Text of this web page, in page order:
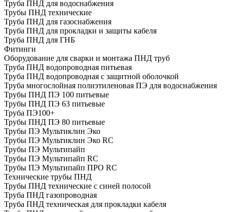
Труба ПНД для водоснабжения
Трубы ПНД технические
Труба ПНД для газоснабжения
Труба ПНД для прокладки и защиты кабеля
Труба ПНД для ГНБ
Фитинги
Оборудование для сварки и монтажа ПНД труб
Труба ПНД водопроводная питьевая
Труба ПНД водопроводная с защитной оболочкой
Труба многослойная полиэтиленовая ПЭ для водоснабжения
Трубы ПНД ПЭ 100 питьевые
Трубы ПНД ПЭ 63 питьевые
Труба ПЭ100+
Трубы ПНД ПЭ 80 питьевые
Трубы ПЭ Мультиклин Эко
Трубы ПЭ Мультиклин Эко RC
Трубы ПЭ Мультипайп
Трубы ПЭ Мультипайп RC
Трубы ПЭ Мультипайп ПРО RC
Технические трубы ПНД
Трубы ПНД технические с синей полосой
Труба ПНД газопроводная
Труба ПНД техническая для прокладки кабеля